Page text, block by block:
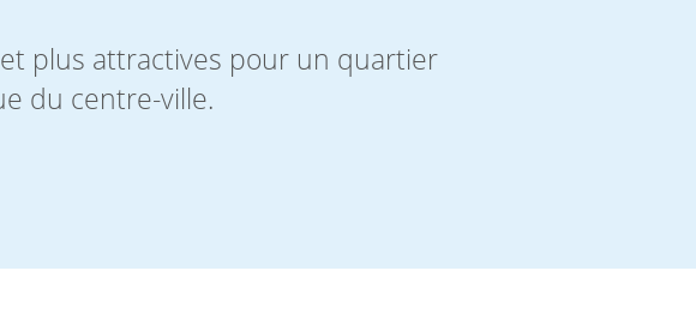
plus attractives pour un quartier
du centre-ville.